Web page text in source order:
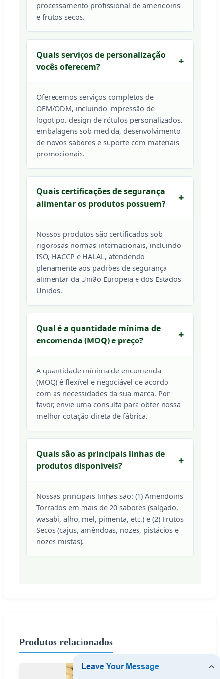
processamento profissional de amendoins
e frutos secos.
Quais serviços de personalização
vocês oferecem?
Oferecemos serviços completos de
OEM/ODM, incluindo impressão de
logotipo, design de rótulos personalizados,
embalagens sob medida, desenvolvimento
de novos sabores e suporte com materiais
promocionais.
Quais certificações de segurança
alimentar os produtos possuem?
Nossos produtos são certificados sob
rigorosas normas internacionais, incluindo
ISO, HACCP e HALAL, atendendo
plenamente aos padrões de segurança
alimentar da União Europeia e dos Estados
Unidos.
Qual é a quantidade mínima de
encomenda (MOQ) e preço?
A quantidade mínima de encomenda
(MOQ) é flexível e negociável de acordo
com as necessidades da sua marca. Por
favor, envie uma consulta para obter nossa
melhor cotação direta de fábrica.
Quais são as principais linhas de
produtos disponíveis?
Nossas principais linhas são: (1) Amendoins
Torrados em mais de 20 sabores (salgado,
wasabi, alho, mel, pimenta, etc.) e (2) Frutos
Secos (cajus, amêndoas, nozes, pistácios e
nozes mistas).
Produtos relacionados